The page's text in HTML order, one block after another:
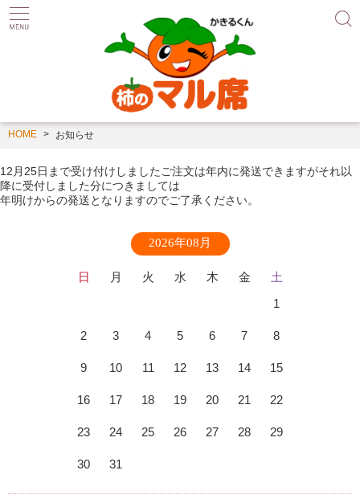
HOME お知らせ
12月25日まで受け付けしましたご注文は年内に発送できますがそれ以
降に受付しました分につきましては
年明けからの発送となりますのでご了承ください。
2026年08月
日 月 火 水 木 金
土
1
2 3 4 5 6 7 8
9 10 11 12 13 14 15
16 17 18 19 20 21 22
23 24 25 26 27 28 29
30 31